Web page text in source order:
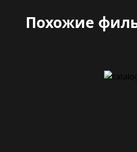
Похожие